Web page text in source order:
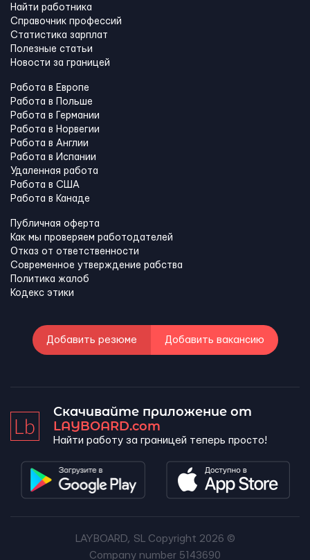
Найти работника
Справочник профессий
Статистика зарплат
Полезные статьи
Новости за границей
Работа в Европе
Работа в Польше
Работа в Германии
Работа в Норвегии
Работа в Англии
Работа в Испании
Удаленная работа
Работа в США
Работа в Канадe
Публичная оферта
Как мы проверяем работодателей
Отказ от ответственности
Современное утверждение рабства
Политика жалоб
Кодекс этики
Добавить резюме Добавить вакансию
Скачивайте приложение от
LAYBOARD.com
Найти работу за границей теперь просто!
LAYBOARD, SL Copyright 2026 ©
Company number 5143690